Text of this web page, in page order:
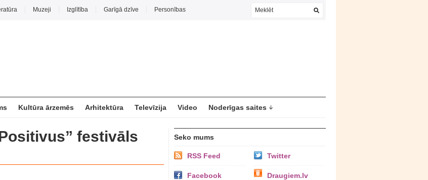
Muzeji Izglītība Garīgā dzīve Personības
Kultūra ārzemēs Arhitektūra Televīzija Video Noderīgas saites
festivāls Seko mums
RSS Feed Twitter
Facebook Draugiem.lv